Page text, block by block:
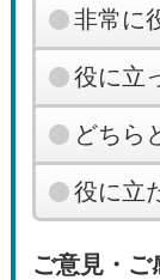
非常に
役に立
どちら
役に立
ご意見・